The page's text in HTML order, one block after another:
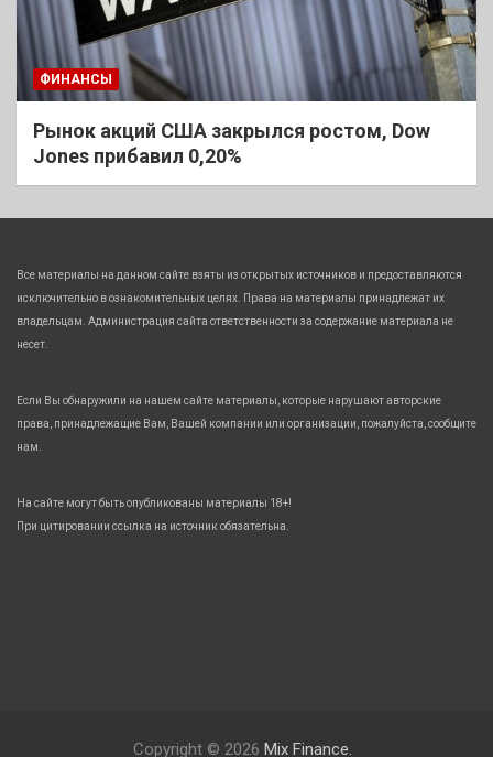
ФИНАНСЫ
Рынок акций США закрылся ростом, Dow
Jones прибавил 0,20%
Все материалы на данном сайте взяты из открытых источников и предоставляются
исключительно в ознакомительных целях. Права на материалы принадлежат их
владельцам. Администрация сайта ответственности за содержание материала не
несет.
Если Вы обнаружили на нашем сайте материалы, которые нарушают авторские
права, принадлежащие Вам, Вашей компании или организации, пожалуйста, сообщите
нам.
На сайте могут быть опубликованы материалы 18+!
При цитировании ссылка на источник обязательна.
Copyright © 2026 Mix Finance.